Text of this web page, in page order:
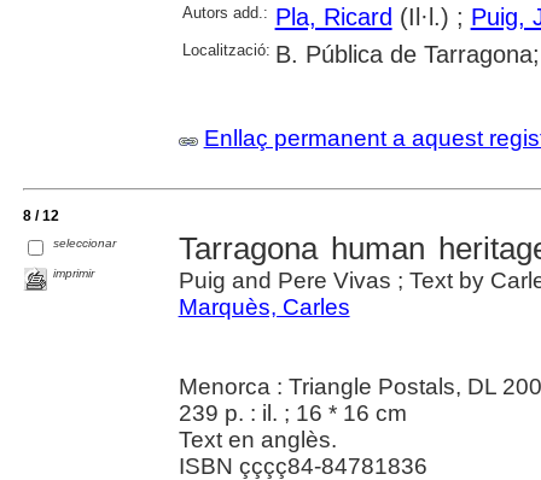
Autors add.: Pla, Ricard (Il·l.) ; Puig,
Localització: B. Pública de
Enllaç permanent a aquest
8 / 12
seleccionar
imprimir
Tarragona human
Puig and Pere Vivas ; Text by
Marquès, Carles
Menorca : Triangle Postals, DL
239 p. : il. ; 16 * 16 cm
Text en anglès.
ISBN çççç84-84781836